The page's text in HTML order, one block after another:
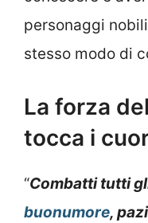
personaggi
stesso modo di
La forza
tocca i
“Combatti tutti
buonumore,